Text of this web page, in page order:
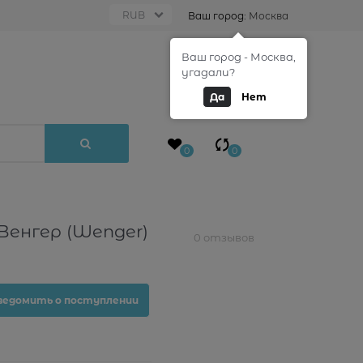
Ваш город: Москва
0
0 0
(Wenger)
о поступлении
0 отзывов
Ваш город - Москва,
угадали?
Да Нет